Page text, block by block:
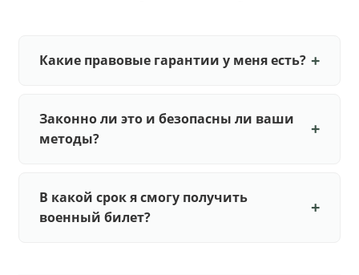
Какие правовые гарантии у меня есть?
Законно ли это и безопасны ли ваши
методы?
В какой срок я смогу получить
военный билет?